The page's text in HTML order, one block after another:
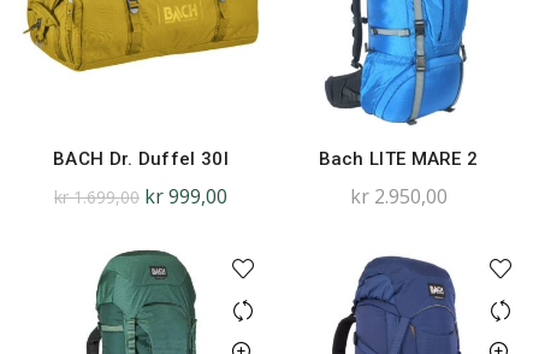
BACH Dr. Duffel 30l
kr1.699,00 kr999,00
Bach LITE MARE 2
kr2.950,00